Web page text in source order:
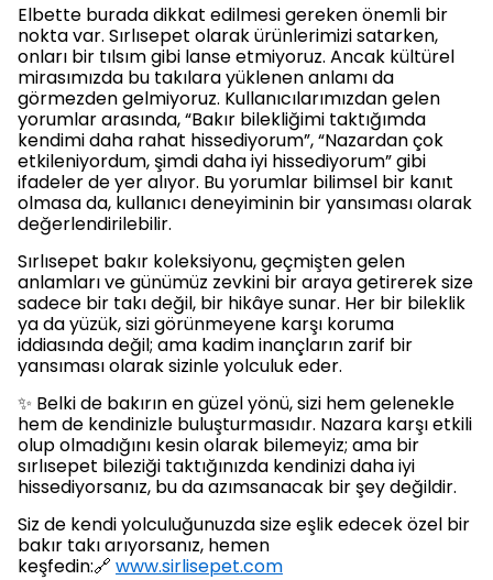
Elbette burada dikkat edilmesi gereken önemli bir
nokta var. Sırlısepet olarak ürünlerimizi satarken,
onları bir tılsım gibi lanse etmiyoruz. Ancak kültürel
mirasımızda bu takılara yüklenen anlamı da
görmezden gelmiyoruz. Kullanıcılarımızdan gelen
yorumlar arasında, “Bakır bilekliğimi taktığımda
kendimi daha rahat hissediyorum”, “Nazardan çok
etkileniyordum, şimdi daha iyi hissediyorum” gibi
ifadeler de yer alıyor. Bu yorumlar bilimsel bir kanıt
olmasa da, kullanıcı deneyiminin bir yansıması olarak
değerlendirilebilir.
Sırlısepet bakır koleksiyonu, geçmişten gelen
anlamları ve günümüz zevkini bir araya getirerek size
sadece bir takı değil, bir hikâye sunar. Her bir bileklik
ya da yüzük, sizi görünmeyene karşı koruma
iddiasında değil; ama kadim inançların zarif bir
yansıması olarak sizinle yolculuk eder.
✨ Belki de bakırın en güzel yönü, sizi hem gelenekle
hem de kendinizle buluşturmasıdır. Nazara karşı etkili
olup olmadığını kesin olarak bilemeyiz; ama bir
sırlısepet bileziği taktığınızda kendinizi daha iyi
hissediyorsanız, bu da azımsanacak bir şey değildir.
Siz de kendi yolculuğunuzda size eşlik edecek özel bir
bakır takı arıyorsanız, hemen
keşfedin:🔗 www.sirlisepet.com